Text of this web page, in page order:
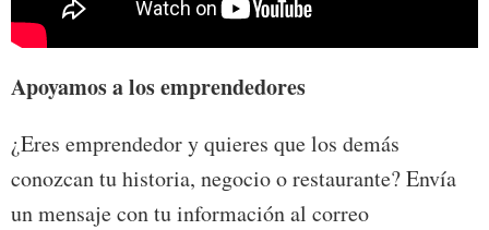
Apoyamos a los emprendedores
¿Eres emprendedor y quieres que los demás
conozcan tu historia, negocio o restaurante? Envía
un mensaje con tu información al correo